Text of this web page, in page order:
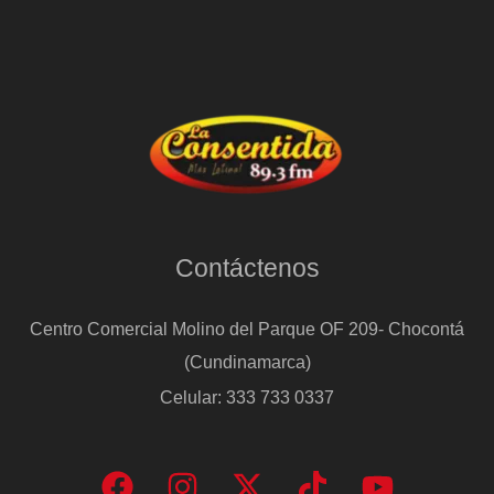
Contáctenos
Centro Comercial Molino del Parque OF 209- Chocontá
(Cundinamarca)
Celular: 333 733 0337